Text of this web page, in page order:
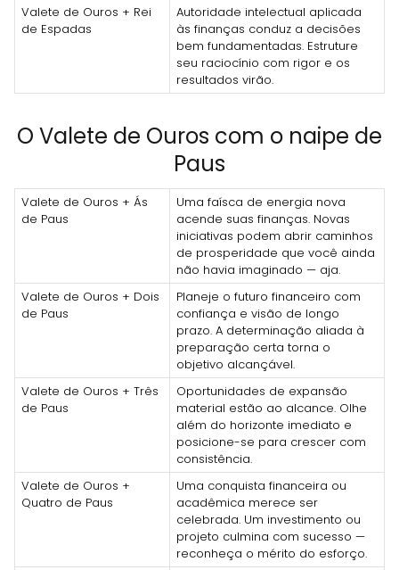
Valete de Ouros + Rei
de Espadas
Autoridade intelectual aplicada
às finanças conduz a decisões
bem fundamentadas. Estruture
seu raciocínio com rigor e os
resultados virão.
O Valete de Ouros com o naipe de
Paus
Valete de Ouros + Ás
de Paus
Uma faísca de energia nova
acende suas finanças. Novas
iniciativas podem abrir caminhos
de prosperidade que você ainda
não havia imaginado — aja.
Valete de Ouros + Dois
de Paus
Planeje o futuro financeiro com
confiança e visão de longo
prazo. A determinação aliada à
preparação certa torna o
objetivo alcançável.
Valete de Ouros + Três
de Paus
Oportunidades de expansão
material estão ao alcance. Olhe
além do horizonte imediato e
posicione-se para crescer com
consistência.
Valete de Ouros +
Quatro de Paus
Uma conquista financeira ou
acadêmica merece ser
celebrada. Um investimento ou
projeto culmina com sucesso —
reconheça o mérito do esforço.